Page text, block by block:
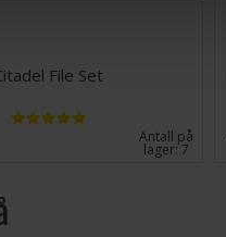
File Set
Antall på
lager:7